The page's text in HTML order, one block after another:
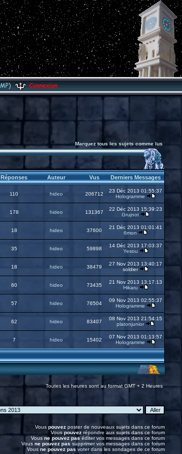
Marquez tous les sujets comme lus
Réponses Auteur Vus Derniers Messages
110 hideo 206712
23 Déc 2013 01:55:37
Hologramme
178 hideo 131367
22 Déc 2013 15:39:23
Grujnot
18 hideo 37600
21 Déc 2013 01:01:41
6mon
35 hideo 59898
14 Déc 2013 17:03:37
Yesou
18 hideo 38479
27 Nov 2013 13:40:17
soldier
60 hideo 73435
21 Nov 2013 13:17:13
Hikaru
57 hideo 76504
09 Nov 2013 02:55:37
Hologramme
62 hideo 83407
08 Nov 2013 21:54:15
platonjunior
7 hideo 15402
07 Nov 2013 01:13:57
Hologramme
Toutes les heures sont au format GMT + 2 Heures
Vous pouvez poster de nouveaux sujets dans ce forum
Vous pouvez répondre aux sujets dans ce forum
Vous ne pouvez pas éditer vos messages dans ce forum
Vous ne pouvez pas supprimer vos messages dans ce forum
Vous ne pouvez pas voter dans les sondages de ce forum